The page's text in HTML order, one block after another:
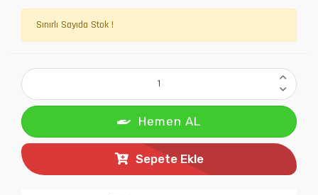
Sınırlı Sayıda Stok !
Hemen AL
Sepete Ekle